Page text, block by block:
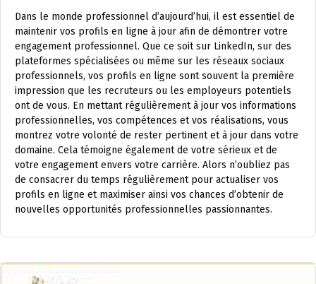
Dans le monde professionnel d’aujourd’hui, il est essentiel de
maintenir vos profils en ligne à jour afin de démontrer votre
engagement professionnel. Que ce soit sur LinkedIn, sur des
plateformes spécialisées ou même sur les réseaux sociaux
professionnels, vos profils en ligne sont souvent la première
impression que les recruteurs ou les employeurs potentiels
ont de vous. En mettant régulièrement à jour vos informations
professionnelles, vos compétences et vos réalisations, vous
montrez votre volonté de rester pertinent et à jour dans votre
domaine. Cela témoigne également de votre sérieux et de
votre engagement envers votre carrière. Alors n’oubliez pas
de consacrer du temps régulièrement pour actualiser vos
profils en ligne et maximiser ainsi vos chances d’obtenir de
nouvelles opportunités professionnelles passionnantes.